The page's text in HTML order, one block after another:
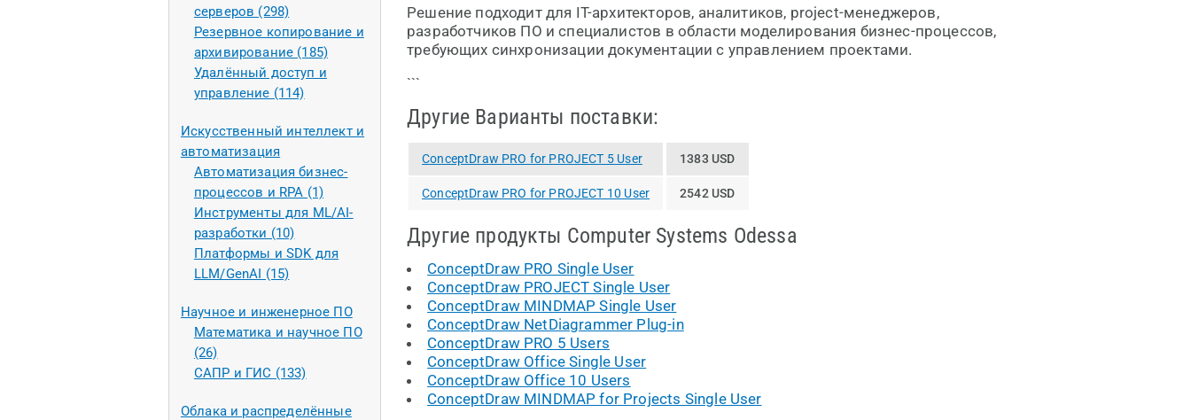
серверов (298)
Резервное копирование и
архивирование (185)
Удалённый доступ и
управление (114)
Искусственный интеллект и
автоматизация
Автоматизация бизнес-
процессов и RPA (1)
Инструменты для ML/AI-
разработки (10)
Платформы и SDK для
LLM/GenAI (15)
Научное и инженерное ПО
Математика и научное ПО
(26)
САПР и ГИС (133)
Облака и распределённые
Решение подходит для IT-архитекторов, аналитиков, project-менеджеров,
разработчиков ПО и специалистов в области моделирования бизнес-процессов,
требующих синхронизации документации с управлением проектами.
```
Другие Варианты поставки:
ConceptDraw PRO for PROJECT 5 User 1383 USD
ConceptDraw PRO for PROJECT 10 User 2542 USD
Другие продукты Computer Systems Odessa
ConceptDraw PRO Single User
ConceptDraw PROJECT Single User
ConceptDraw MINDMAP Single User
ConceptDraw NetDiagrammer Plug-in
ConceptDraw PRO 5 Users
ConceptDraw Office Single User
ConceptDraw Office 10 Users
СonсeptDraw MINDMAP for Projects Single User